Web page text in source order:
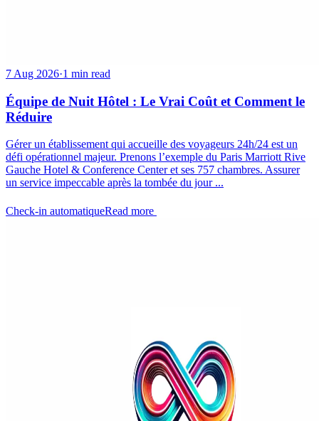
7 Aug 2026·1 min read
Équipe de Nuit Hôtel : Le Vrai Coût et Comment le
Réduire
Gérer un établissement qui accueille des voyageurs 24h/24 est un
défi opérationnel majeur. Prenons l’exemple du Paris Marriott Rive
Gauche Hotel & Conference Center et ses 757 chambres. Assurer
un service impeccable après la tombée du jour ...
Check-in automatiqueRead more